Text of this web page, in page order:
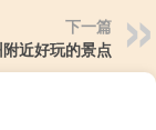
下一篇
近好玩的景点